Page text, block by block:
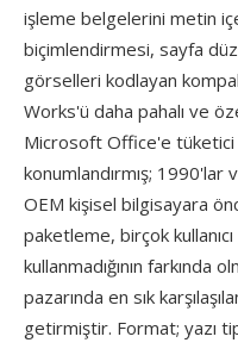
işleme belgelerini metin
biçimlendirmesi, sayfa
görselleri kodlayan
Works'ü daha pahalı ve
Microsoft Office'e
konumlandırmış;
OEM kişisel bilgisayara
paketleme, birçok
kullanmadığının farkında
pazarında en sık
getirmiştir. Format; yazı